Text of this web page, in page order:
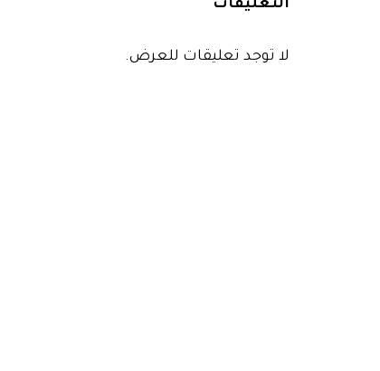
التعليقات
لا توجد تعليقات للعرض.